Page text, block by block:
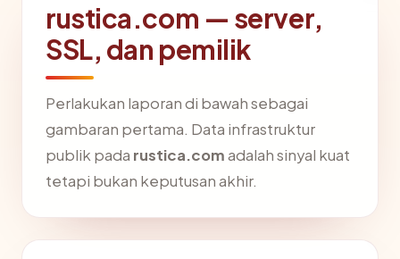
rustica.com — server,
SSL, dan pemilik
Perlakukan laporan di bawah sebagai
gambaran pertama. Data infrastruktur
publik pada rustica.comadalah sinyal kuat
tetapi bukan keputusan akhir.